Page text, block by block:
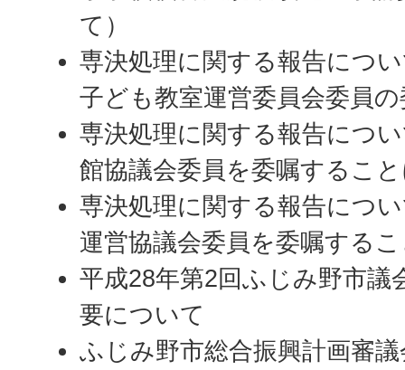
て）
専決処理に関する報告につ
子ども教室運営委員会委員
専決処理に関する報告につ
館協議会委員を委嘱するこ
専決処理に関する報告につ
運営協議会委員を委嘱する
平成28年第2回ふじみ野市議
要について
ふじみ野市総合振興計画審